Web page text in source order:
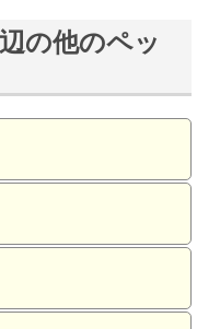
の他のペッ